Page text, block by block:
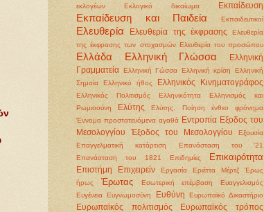
εκλογέων
Εκλογικό δικαίωμα Εκπαίδευση
Εκπαίδευση και Παιδεία Εκπαιδευτικοί
Ελευθερία Ελευθερία της έκφρασης
Ελευθερία
της έκφρασης των στοχασμών Ελευθερία του προσώπου
Ελλάδα Ελληνική Γλώσσα
Ελληνική
Γραμματεία Ελληνική Γώσσα Ελληνική κρίση
Ελληνική
Σημαία
Ελληνικό ήθος Ελληνικός Κινηματογράφος
Ελληνικός Πολιτισμός Ελληνικότητα
Ελληνισμός και
Ρωμιοσύνη
Ελύτης Ελύτης. Ποίηση
ένθεο φρόνημα
Έννομα προστατευόμενα αγαθά Εντροπία Εξοδος του
Μεσολογγίου
Έξοδος του Μεσολογγίου
Εξουσία
Επαγγελματική κατάρτιση
Επανάσταση του '21
Επανάσταση του 1821
Επιδημίες Επικαιρότητα
Επιστήμη Επιχειρείν Εργασία Εριέττα Μέρτζ
Έρως
ήρως
Έρωτας Εσωτερική επέμβαση
Ευαγγελισμός
Ευγένεια Ευγνωμοσύνη Ευθύνη Ευρωπαϊκό Δικαστήριο
Ευρωπαϊκός πολιτισμός
Ευρωπαϊκός τρόπος